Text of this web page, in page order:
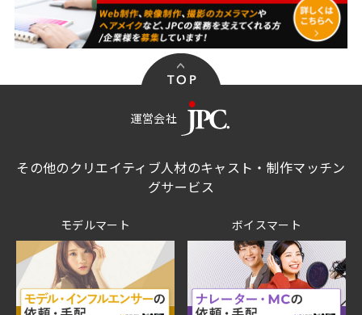
運営会社
その他のクリエイティブ人材のキャスト・制作マッチン
グサービス
モデルマート ボイスマート